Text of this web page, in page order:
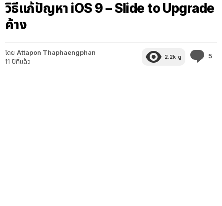
วิธีแก้ปัญหา iOS 9 – Slide to Upgrade
ค้าง
โดย Attapon Thaphaengphan
11 ปีที่แล้ว
2.2k ดู 5